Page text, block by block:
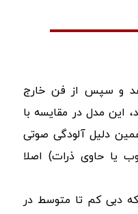
و سپس از فن خارج
این مدل در مقایسه با
دلیل آلودگی صوتی
یا حاوی ذرات) اصلا
دبی کم تا متوسط در